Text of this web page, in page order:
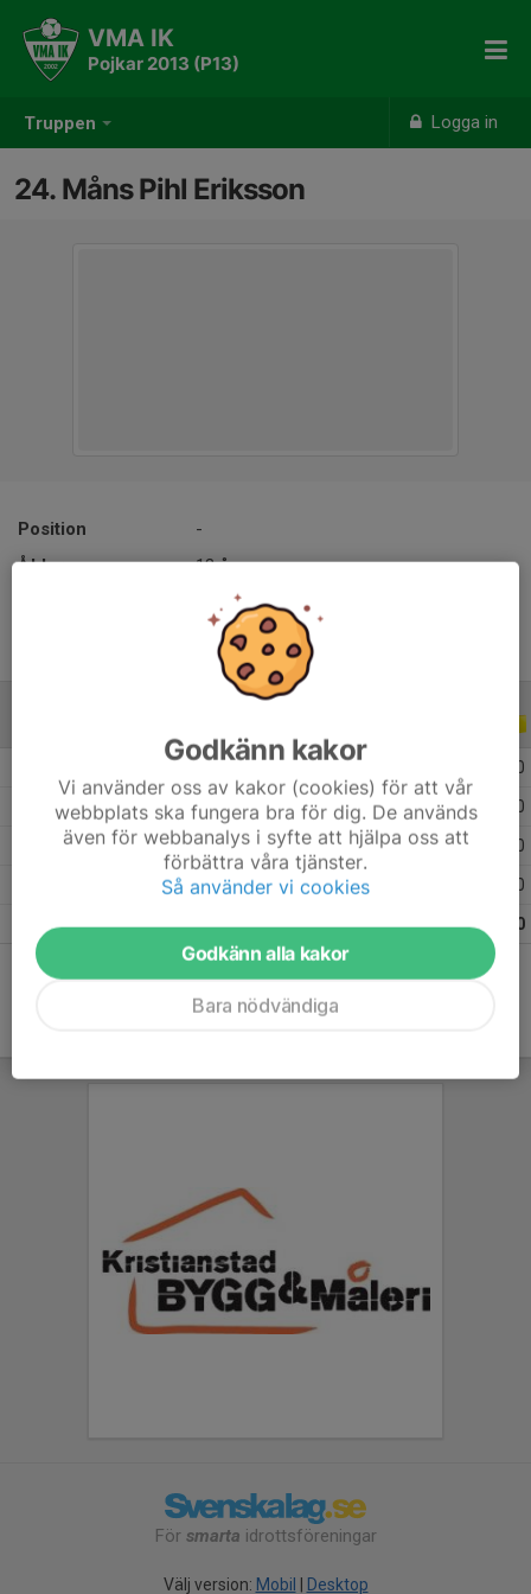
Truppen Logga in
VMA IK
Pojkar 2013 (P13)
24. Måns Pihl Eriksson
Position
-
Ålder
13 år
0
2025 25 0 0 0
14 0 0
0
Totalt 58 0 0 0
För smarta idrottsföreningar
Välj version: Mobil Desktop
Godkänn kakor
Vi använder oss av kakor (cookies) för att vår
webbplats ska fungera bra för dig. De används
även för webbanalys i syfte att hjälpa oss att
förbättra våra tjänster.
Så använder vi cookies
Godkänn alla kakor
Bara nödvändiga